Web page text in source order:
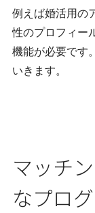
例えば婚活用の
性のプロフィー
機能が必要です
いきます。
マッチ
なプロ